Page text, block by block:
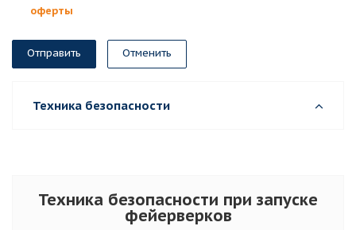
оферты
Отменить
Техника безопасности
Техника безопасности при запуске
фейерверков